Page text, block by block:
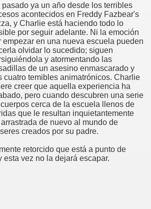
pasado ya un año desde los terribles
acontecidos en Freddy Fazbear's
y Charlie está haciendo todo lo
por seguir adelante. Ni la emoción
empezar en una nueva escuela pueden
olvidar lo sucedido; siguen
y atormentando las
de un asesino enmascarado y
cuatro temibles animatrónicos. Charlie
creer que aquella experiencia ha
pero cuando descubren una serie
cerca de la escuela llenos de
que le resultan inquietantemente
de nuevo al mundo de
creados por su padre.
retorcido que está a punto de
esta vez no la dejará escapar.